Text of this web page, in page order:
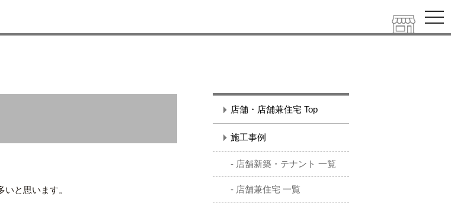
ナ
ビ
ゲ
と思います。
店舗・店舗兼住宅 Top
施工事例
店舗新築・テナント 一覧
店舗兼住宅 一覧